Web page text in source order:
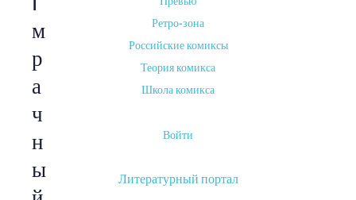
м
р
а
ч
н
ы
Ретро-зона
Российские комиксы
Теория комикса
Школа комикса
Войти
Литературный портал